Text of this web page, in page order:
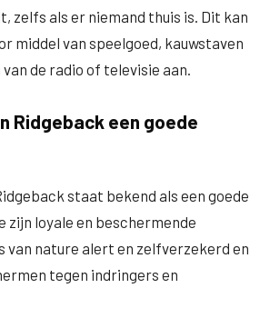
zelfs als er niemand thuis is. Dit kan
middel van speelgoed, kauwstaven
de radio of televisie aan.
Ridgeback een goede
staat bekend als een goede
zijn loyale en beschermende
van nature alert en zelfverzekerd en
tegen indringers en